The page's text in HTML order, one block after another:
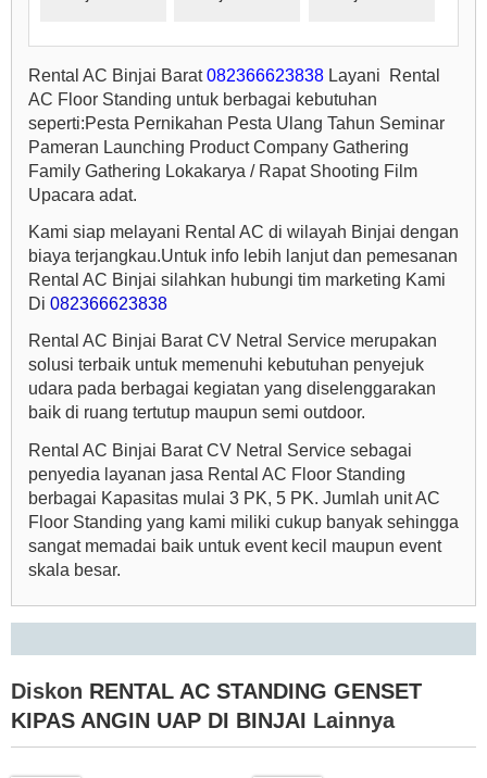
Rental AC Binjai Barat082366623838 Layani Rental
AC Floor Standing untuk berbagai kebutuhan
seperti:Pesta Pernikahan Pesta Ulang Tahun Seminar
Pameran Launching Product Company Gathering
Family Gathering Lokakarya / Rapat Shooting Film
Upacara adat.
Kami siap melayani Rental AC di wilayah Binjai dengan
biaya terjangkau.Untuk info lebih lanjut dan pemesanan
Rental AC Binjai silahkan hubungi tim marketing Kami
Di 082366623838
Rental AC Binjai Barat CV Netral Service merupakan
solusi terbaik untuk memenuhi kebutuhan penyejuk
udara pada berbagai kegiatan yang diselenggarakan
baik di ruang tertutup maupun semi outdoor.
Rental AC Binjai Barat CV Netral Service sebagai
penyedia layanan jasa Rental AC Floor Standing
berbagai Kapasitas mulai 3 PK, 5 PK. Jumlah unit AC
Floor Standing yang kami miliki cukup banyak sehingga
sangat memadai baik untuk event kecil maupun event
skala besar.
Diskon RENTAL AC STANDING GENSET
KIPAS ANGIN UAP DI BINJAI Lainnya